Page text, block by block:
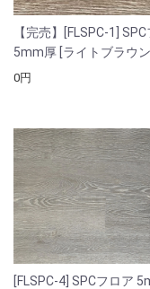
【完売】[FLSPC-1]
5mm厚 [ライトブラウン]
0円
[FLSPC-4] SPCフロア